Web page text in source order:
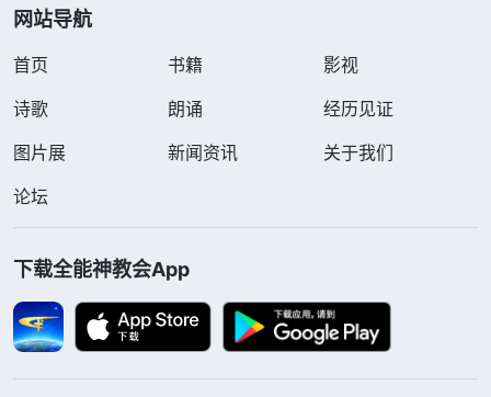
潮流，它都带着一种邪气，这个邪气让人不断地堕
落，不断地失去良心、失去人性、失去理智，让人的
道德越来越下降，让人的人格品质也越来越下降，甚
性，也没有良心，更没有理智。……比如说，过去的
人做生意是童叟无欺、货不二价，这里有没有一点良
心、人性的表达呀？人有这样的做生意的信条，说明
人那时候还有点良心，有点人性。但是不知不觉当
中，在人对金钱的要求不断增长的情况下，人越来越
爱钱，越来越爱利，越来越爱享受，那么人把钱是不
是看得更重了？人把钱看得更重的时候，人不知不觉
网站导航
首页 书籍
影视
诗歌
朗诵
经历见证
图片展
新闻资讯
关于我们
论坛
下载全能神教会App